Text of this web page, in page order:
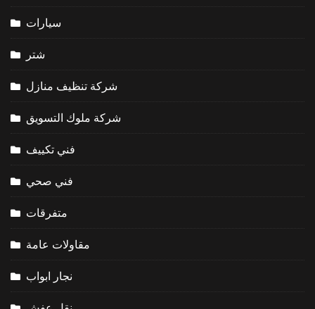
سيارات
شتر
شركة تنظيف منازل
شركة ملوك التسويق
فني تكييف
فني صحي
متفرقات
مقاولات عامة
نجار ابواب